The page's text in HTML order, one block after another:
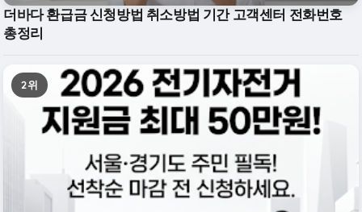
더바다 환급금 신청방법 취소방법 기간 고객센터 전화번호
총정리
2위